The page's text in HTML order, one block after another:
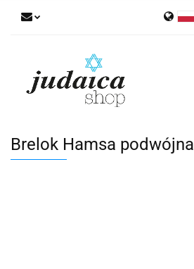
Brelok Hamsa podwójna